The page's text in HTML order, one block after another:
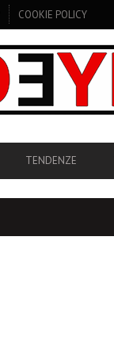
COOKIE POLICY
TENDENZE